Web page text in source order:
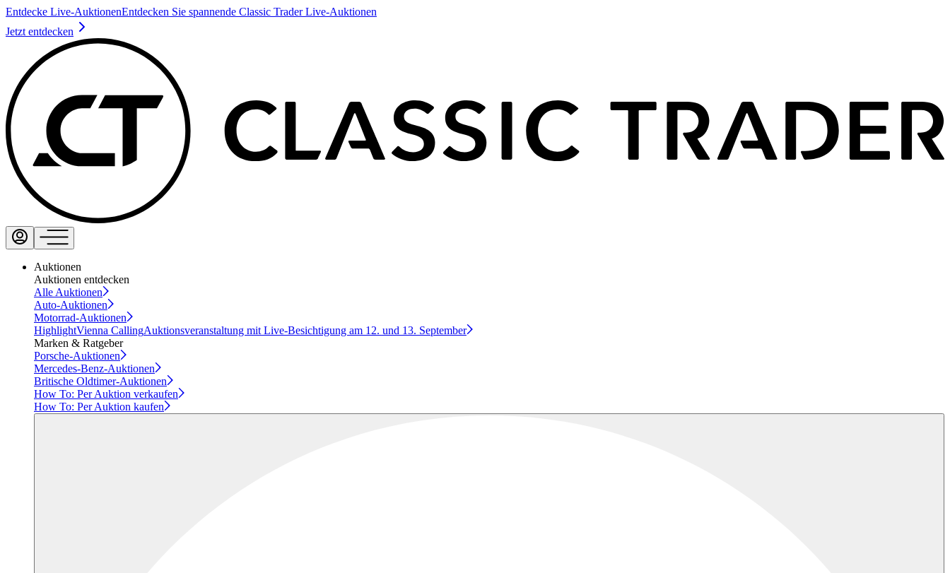
Entdecke Live-AuktionenEntdecken Sie spannende Classic Trader Live-Auktionen
Jetzt entdecken
Auktionen
Auktionen entdecken
Alle Auktionen
Auto-Auktionen
Motorrad-Auktionen
HighlightVienna CallingAuktionsveranstaltung mit Live-Besichtigung am 12. und 13. September
Marken & Ratgeber
Porsche-Auktionen
Mercedes-Benz-Auktionen
Britische Oldtimer-Auktionen
How To: Per Auktion verkaufen
How To: Per Auktion kaufen